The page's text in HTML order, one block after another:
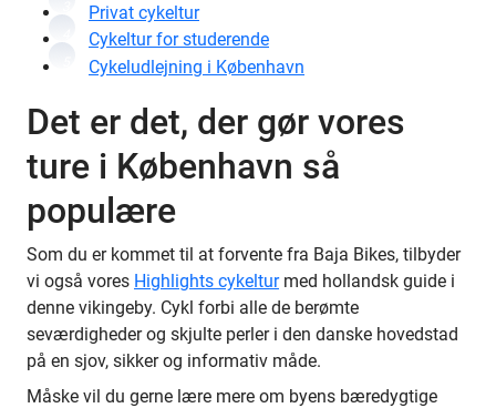
Privat cykeltur
Cykeltur for studerende
Cykeludlejning i København
Det er det, der gør vores
ture i København så
populære
Som du er kommet til at forvente fra Baja Bikes, tilbyder
vi også vores Highlights cykelturmed hollandsk guide i
denne vikingeby. Cykl forbi alle de berømte
seværdigheder og skjulte perler i den danske hovedstad
på en sjov, sikker og informativ måde.
Måske vil du gerne lære mere om byens bæredygtige